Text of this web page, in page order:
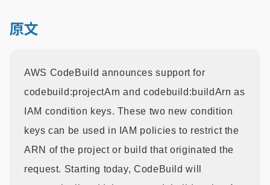
原文
AWS CodeBuild announces support for
codebuild:projectArn and codebuild:buildArn as
IAM condition keys. These two new condition
keys can be used in IAM policies to restrict the
ARN of the project or build that originated the
request. Starting today, CodeBuild will